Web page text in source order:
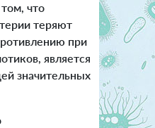
что
теряют
при
является
значительных